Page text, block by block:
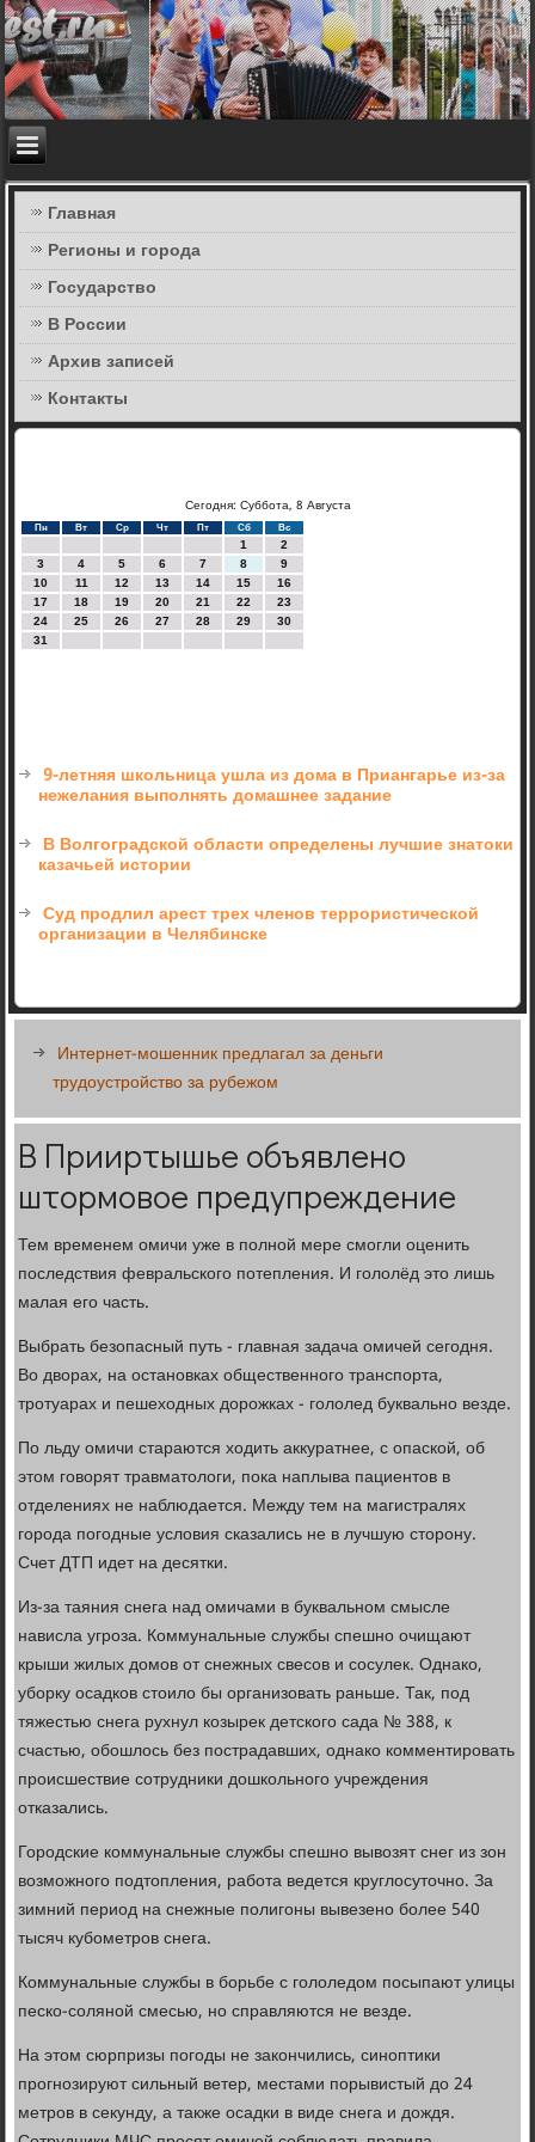
Главная
Регионы и города
Государство
В России
Архив записей
Контакты
Сегодня: Суббота, 8 Августа
Пн Вт Ср Чт Пт Сб Вс
1
2
3
4 5 6 7 8
9
10
11 12 13 14 15
16
17
18 19 20 21 22
23
24
25 26 27 28 29
30
31
9-летняя школьница ушла из дома в Приангарье из-за
нежелания выполнять домашнее задание
В Волгоградской области определены лучшие знатоки
казачьей истории
Суд продлил арест трех членов террористической
организации в Челябинске
Интернет-мошенник предлагал за деньги
трудоустройство за рубежом
В Прииртышье объявлено
штормовое предупреждение
Тем временем омичи уже в полной мере смогли оценить
последствия февральского потепления. И гололёд это лишь
малая его часть.
Выбрать безопасный путь - главная задача омичей сегодня.
Во дворах, на остановках общественного транспорта,
тротуарах и пешеходных дорожках - гололед буквально везде.
По льду омичи стараются ходить аккуратнее, с опаской, об
этом говорят травматологи, пока наплыва пациентов в
отделениях не наблюдается. Между тем на магистралях
города погодные условия сказались не в лучшую сторону.
Счет ДТП идет на десятки.
Из-за таяния снега над омичами в буквальном смысле
нависла угроза. Коммунальные службы спешно очищают
крыши жилых домов от снежных свесов и сосулек. Однако,
уборку осадков стоило бы организовать раньше. Так, под
тяжестью снега рухнул козырек детского сада № 388, к
счастью, обошлось без пострадавших, однако комментировать
происшествие сотрудники дошкольного учреждения
отказались.
Городские коммунальные службы спешно вывозят снег из зон
возможного подтопления, работа ведется круглосуточно. За
зимний период на снежные полигоны вывезено более 540
тысяч кубометров снега.
Коммунальные службы в борьбе с гололедом посыпают улицы
песко-соляной смесью, но справляются не везде.
На этом сюрпризы погоды не закончились, синоптики
прогнозируют сильный ветер, местами порывистый до 24
метров в секунду, а также осадки в виде снега и дождя.